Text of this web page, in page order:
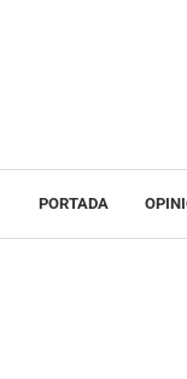
PORTADA